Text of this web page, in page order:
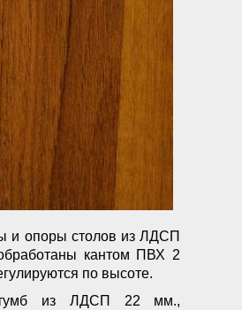
и опоры столов из ЛДСП
кантом ПВХ 2
по высоте.
из ЛДСП 22 мм.,